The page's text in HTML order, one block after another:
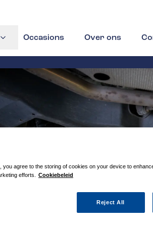
Occasions Over ons
you agree to the storing of cookies on your device to
efforts.
Cookiebeleid
Reject All